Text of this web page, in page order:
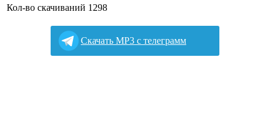
Кол-во скачиваний 1298
Cкачать MP3 с телеграмм